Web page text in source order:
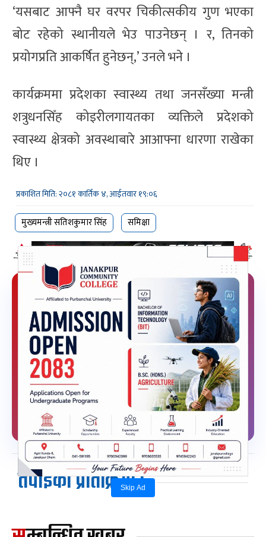
Skip Ad
‘यसबाट आफ्नै घर वरपर चिकीत्सकीय गुण भएका
बोट रहेको स्थानीयले भेउ पाउनेछन् । र, तिनको
प्रयोगप्रति आकर्षित हुनेछन्,’ उनले भने ।
कार्यक्रममा प्रदेशका स्वास्थ्य तथा जनसँख्या मन्त्री
शत्रुधनसिँह कोइरीलगायतका व्यक्तिले प्रदेशको
स्वास्थ्य क्षेत्रको अवस्थाबारे आआफ्ना धारणा राखेका
थिए ।
प्रकाशित मिति: २०८१ कार्तिक ४, आईतवार १९:०६
मुख्यमन्त्री सतिशकुमार सिंह समिक्षा
मधेशपत्र
लेखक
लेखकबाट थप
तपाईको प्रतिक्रिया !